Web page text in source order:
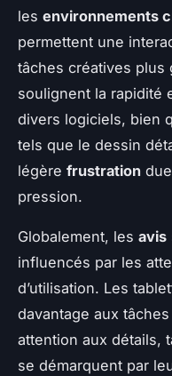
les environnements
permettent une
tâches créatives plus
soulignent la rapidité
divers logiciels, bien
tels que le dessin
légère frustration
pression.
Globalement, les avis
influencés par les
d’utilisation. Les
davantage aux
attention aux détails,
se démarquent par